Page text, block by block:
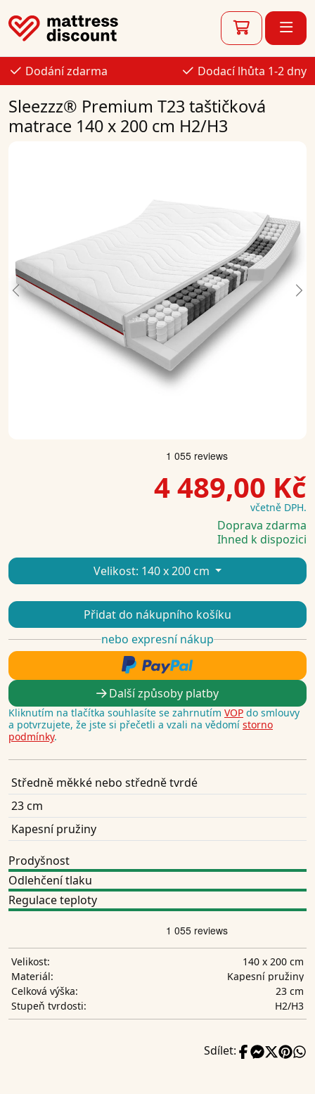
Dodání zdarma Dodací lhůta 1-2 dny
Sleezzz® Premium T23 taštičková
matrace 140 x 200 cm H2/H3
Previous
4 489,00 Kč
včetně DPH.
Doprava zdarma
Ihned k dispozici
Velikost: 140 x 200 cm
Přidat do nákupního košíku
nebo expresní nákup
Další způsoby platby
Kliknutím na tlačítka souhlasíte se zahrnutím VOP do smlouvy
a potvrzujete, že jste si přečetli a vzali na vědomí storno
podmínky.
Středně měkké nebo středně tvrdé
23 cm
Kapesní pružiny
Prodyšnost
Odlehčení tlaku
Regulace teploty
Velikost:
140 x 200 cm
Materiál:
Kapesní pružiny
Celková výška:
23 cm
Stupeň tvrdosti:
H2/H3
Sdílet: